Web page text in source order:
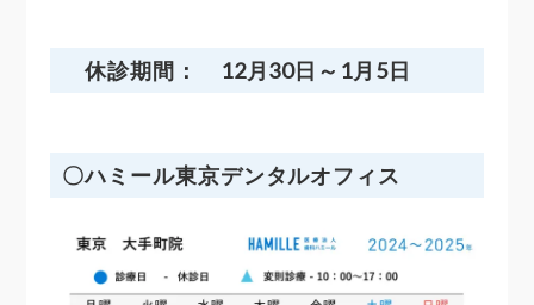
休診期間： 12月30日～1月5日
〇ハミール東京デンタルオフィス